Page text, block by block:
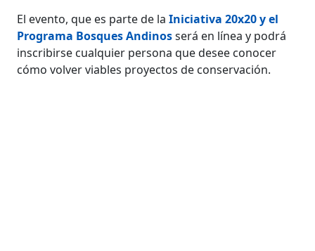
El evento, que es parte de la Iniciativa 20x20 y el
Programa Bosques Andinosserá en línea y podrá
inscribirse cualquier persona que desee conocer
cómo volver viables proyectos de conservación.